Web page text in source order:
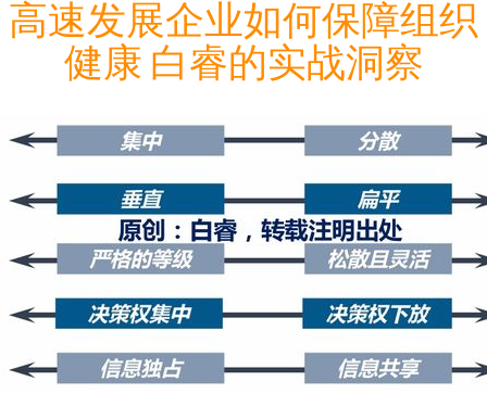
高速发展企业如何保障组织
健康 白睿的实战洞察